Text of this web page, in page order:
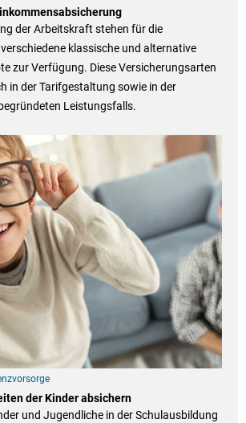
der Arbeitskraft stehen für die
klassische und alternative
zur Verfügung. Diese Versicherungsarten
in der Tarifgestaltung sowie in der
Leistungsfalls.
der Kinder absichern
und Jugendliche in der Schulausbildung